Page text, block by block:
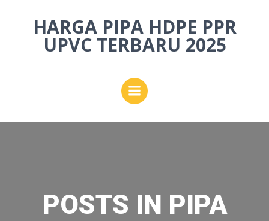
to
content
HARGA PIPA HDPE PPR
UPVC TERBARU 2025
POSTS IN PIPA